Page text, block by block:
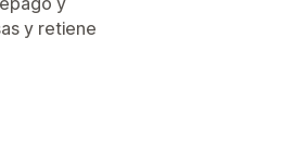
y retiene